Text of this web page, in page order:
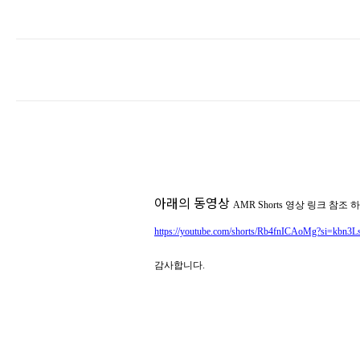
아래의 동영상 AMR Shorts 영상 링크 참조
https://youtube.com/shorts/
감사합니다.